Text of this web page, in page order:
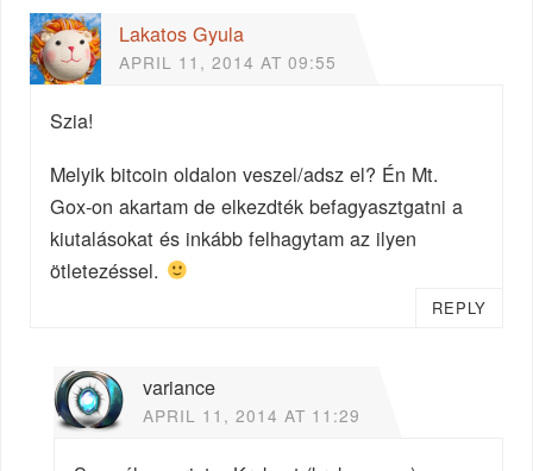
Lakatos Gyula
APRIL 11, 2014 AT 09:55
Szia!
Melyik bitcoin oldalon veszel/adsz el? Én Mt.
Gox-on akartam de elkezdték befagyasztgatni a
kiutalásokat és inkább felhagytam az ilyen
ötletezéssel.
REPLY
variance
APRIL 11, 2014 AT 11:29